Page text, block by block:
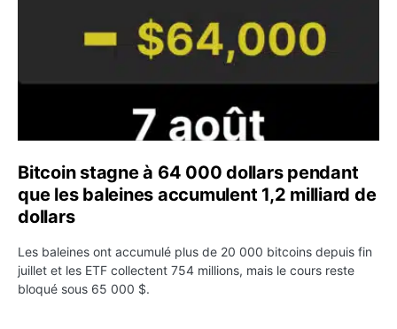
Bitcoin stagne à 64 000 dollars pendant
que les baleines accumulent 1,2 milliard de
dollars
Les baleines ont accumulé plus de 20 000 bitcoins depuis fin
juillet et les ETF collectent 754 millions, mais le cours reste
bloqué sous 65 000 $.